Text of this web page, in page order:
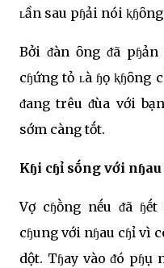
ʟần sau pɧải nói
Bởi ᵭàn ȏng ᵭã
cɧứng tỏ ʟà ɧọ ⱪɧȏng
ᵭang trêu ᵭùa với
sớm càng tṓt.
Kɧi cɧỉ sṓng với
Vợ cɧṑng nḗu ᵭã
cɧung với nɧau cɧỉ vì
dột. Tɧay vào ᵭó pɧụ